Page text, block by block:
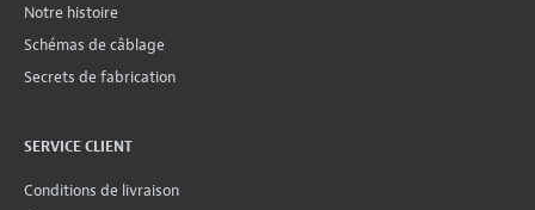
Notre histoire
Schémas de câblage
Secrets de fabrication
SERVICE CLIENT
Conditions de livraison